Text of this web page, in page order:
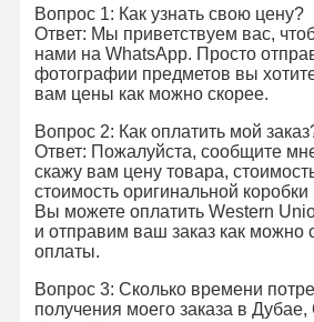
Браслет с бриллиантовыми
18-каратные золотые серьги
Золотая брошка 18 карат
Набор ювелирных изделий 18K
14K алмазный браслет
Вопрос 1: Как узнать свою цену?
Ответ: Мы приветствуем вас,
нами на WhatsApp. Просто
фотографии предметов вы
вам цены как можно скорее.
Вопрос 2: Как оплатить мой
Ответ: Пожалуйста, сообщите
скажу вам цену товара,
стоимость оригинальной
Вы можете оплатить Western
и отправим ваш заказ как можно
оплаты.
Вопрос 3: Сколько времени
получения моего заказа в